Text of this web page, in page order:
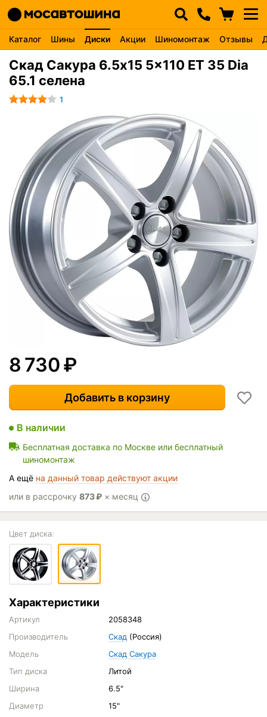
Каталог Шины Диски Акции Шиномонтаж Отзывы
Скад Сакура 6.5x15 5x110 ET 35 Dia
65.1 селена
1
8 730₽
Добавить в корзину
В наличии
Бесплатная доставка по Москве или бесплатный
шиномонтаж
А ещё на данный товар действуют акции
или в рассрочку 873₽ × месяц
Цвет диска:
Характеристики
Артикул
2058348
Производитель
Скад (Россия)
Модель
Скад Сакура
Тип диска
Литой
Ширина
6.5"
Диаметр
15"